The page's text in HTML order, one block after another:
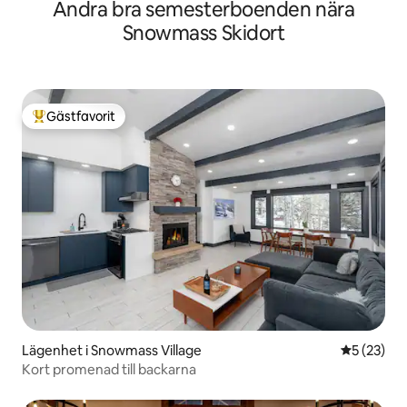
Andra bra semesterboenden nära
Snowmass Skidort
Populär gästfavorit
Gästfavorit
Lägenhet i Snowmass Village 5 av 5 i
5 (23)
Kort promenad till backarna